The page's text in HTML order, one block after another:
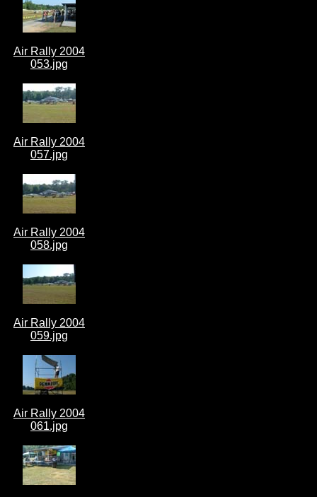
Air Rally 2004
053.jpg
Air Rally 2004
057.jpg
Air Rally 2004
058.jpg
Air Rally 2004
059.jpg
Air Rally 2004
061.jpg